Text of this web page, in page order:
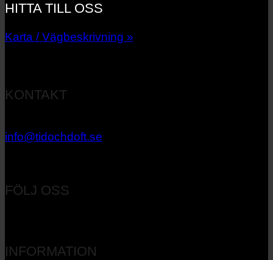
HITTA TILL OSS
Karta / Vägbeskrivning »
KONTAKT
info@tidochdoft.se
FÖLJ OSS
INFORMATION